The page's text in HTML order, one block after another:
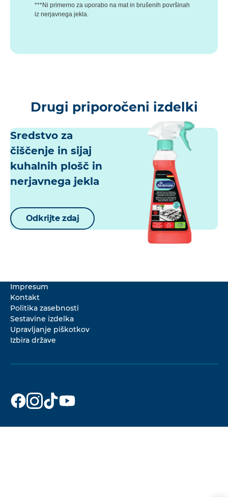
***Ni primerno za uporabo na mat in brušenih površinah
iz nerjavnega jekla.
Drugi priporočeni izdelki
Sredstvo za
čiščenje in sijaj
kuhalnih plošč in
nerjavnega jekla
Odkrijte zdaj
Impresum
Kontakt
Politika zasebnosti
Sestavine izdelka
Upravljanje piškotkov
Izbira države
Dr. Beckmann
na
Dr. Beckmann
na
Dr. Beckmann
na
Dr. Beckmann